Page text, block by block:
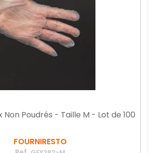
Non Poudrés - Taille M - Lot de 100
FOURNIRESTO